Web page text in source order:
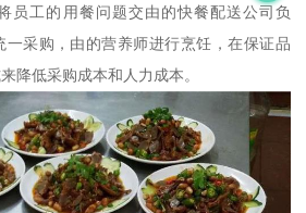
员工的用餐问题交由的快餐配送公司负
采购，由的营养师进行烹饪，在保证品
降低采购成本和人力成本。